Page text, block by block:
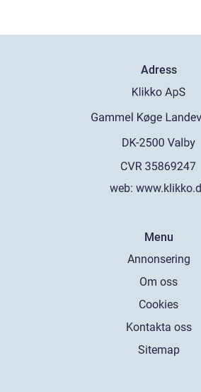
Adress
web:
Menu
Annonsering
Om oss
Cookies
Kontakta oss
Sitemap